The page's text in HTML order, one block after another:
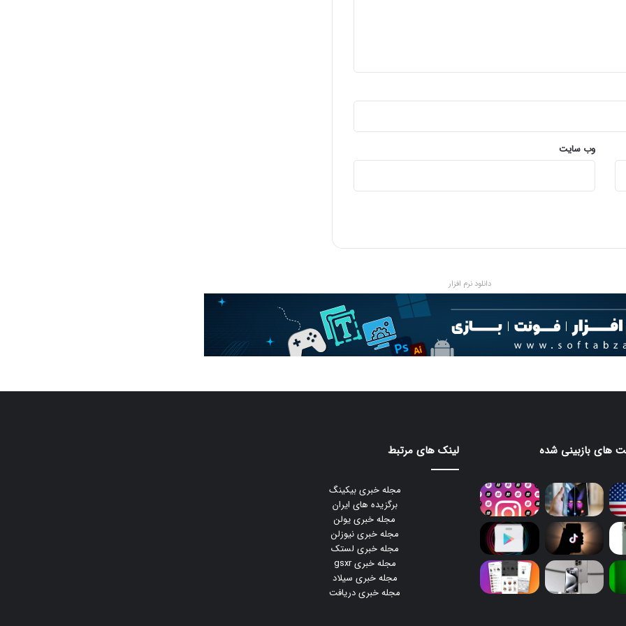
وب‌ سایت
دانلود نرم افزار
های بازبینی شده لینک های مرتبط
مجله خبری بیکینگ
برگزیده های ایران
مجله خبری یولن
مجله خبری نیوزلن
مجله خبری لستک
مجله خبری gsxr
مجله خبری سیلاد
مجله خبری دریافت